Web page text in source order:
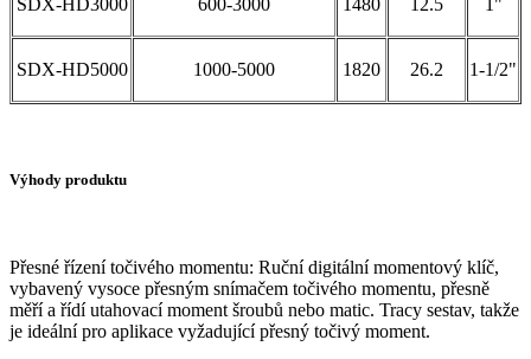
SDX-HD3000 600-3000 1480 12.5 1"
SDX-HD5000 1000-5000 1820 26.2 1-1/2"
Výhody produktu
Přesné řízení točivého momentu: Ruční digitální momentový klíč,
vybavený vysoce přesným snímačem točivého momentu, přesně
měří a řídí utahovací moment šroubů nebo matic. Tracy sestav, takže
je ideální pro aplikace vyžadující přesný točivý moment.